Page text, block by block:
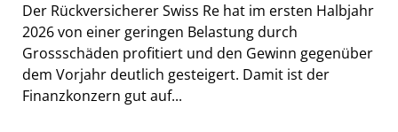
Der Rückversicherer Swiss Re hat im ersten Halbjahr
2026 von einer geringen Belastung durch
Grossschäden profitiert und den Gewinn gegenüber
dem Vorjahr deutlich gesteigert. Damit ist der
Finanzkonzern gut auf...